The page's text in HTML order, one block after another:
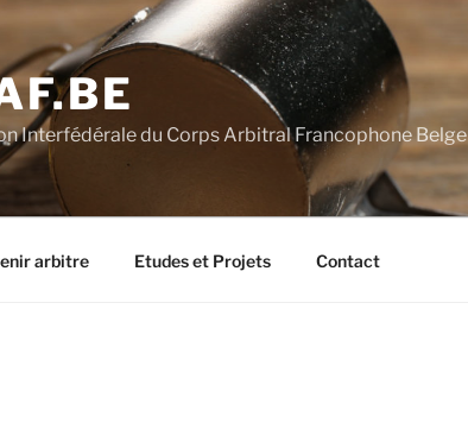
Interfédérale du Corps Arbitral Francophone Belge
arbitre Etudes et Projets Contact